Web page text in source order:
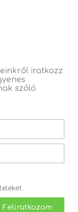
iratkozz
szóló
Feliratkozom